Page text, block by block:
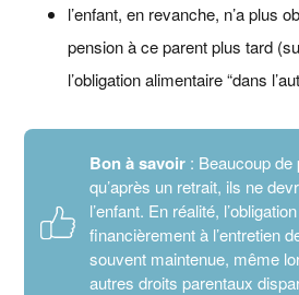
l’enfant, en revanche, n’a plus
pension à ce parent plus tard
l’obligation alimentaire “dans
Bon à savoir : Beaucoup
qu’après un retrait, ils ne
l’enfant. En réalité,
financièrement à l’entretien
souvent maintenue, même
autres droits parentaux